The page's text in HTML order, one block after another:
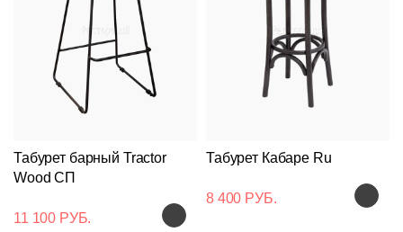
Табурет барный Tractor
Wood СП
11 100 РУБ.
Табурет Кабаре Ru
8 400 РУБ.